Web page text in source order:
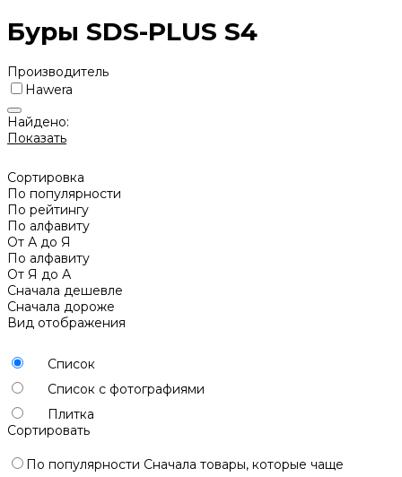
Буры SDS-PLUS S4
Производитель
Hawera
Найдено:
Показать
Сортировка
По популярности
По рейтингу
По алфавиту
От А до Я
По алфавиту
От Я до А
Сначала дешевле
Сначала дороже
Вид отображения
Список
Список с фотографиями
Плитка
Сортировать
По популярности Сначала товары, которые чаще